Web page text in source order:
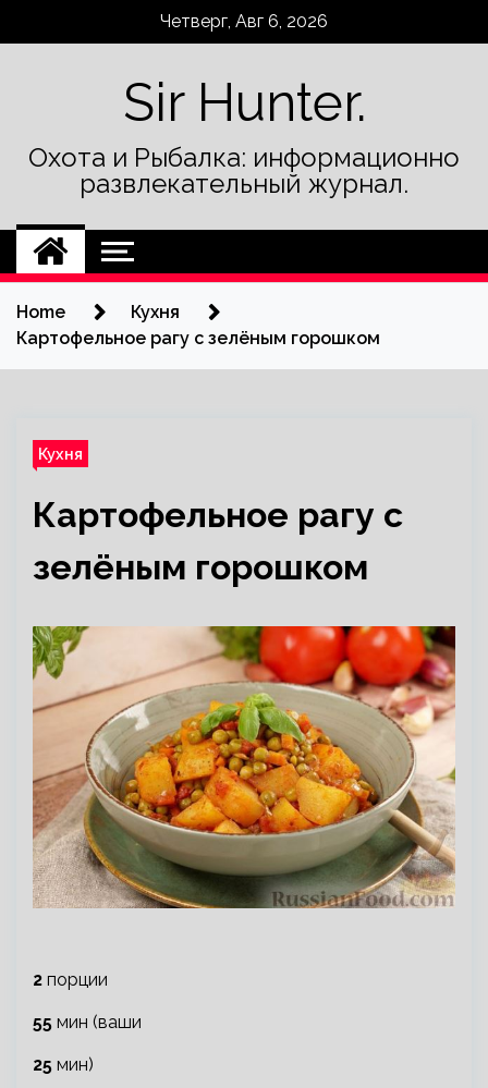
Четверг, Авг 6, 2026
Sir Hunter.
Охота и Рыбалка: информационно
развлекательный журнал.
Home
Кухня
Картофельное рагу с зелёным горошком
Кухня
Картофельное рагу с
зелёным горошком
2 порции
55 мин (ваши
25 мин)